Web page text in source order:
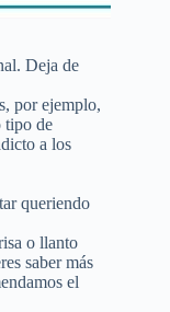
Deja de
por ejemplo,
tipo de
a los
queriendo
o llanto
saber más
el